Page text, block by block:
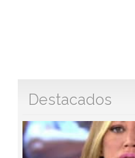
Destacados